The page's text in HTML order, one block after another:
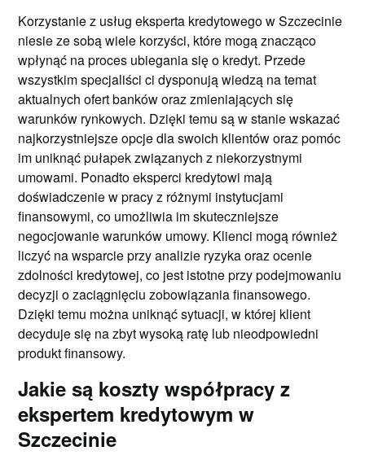
Korzystanie z usług eksperta kredytowego w Szczecinie
niesie ze sobą wiele korzyści, które mogą znacząco
wpłynąć na proces ubiegania się o kredyt. Przede
wszystkim specjaliści ci dysponują wiedzą na temat
aktualnych ofert banków oraz zmieniających się
warunków rynkowych. Dzięki temu są w stanie wskazać
najkorzystniejsze opcje dla swoich klientów oraz pomóc
im uniknąć pułapek związanych z niekorzystnymi
umowami. Ponadto eksperci kredytowi mają
doświadczenie w pracy z różnymi instytucjami
finansowymi, co umożliwia im skuteczniejsze
negocjowanie warunków umowy. Klienci mogą również
liczyć na wsparcie przy analizie ryzyka oraz ocenie
zdolności kredytowej, co jest istotne przy podejmowaniu
decyzji o zaciągnięciu zobowiązania finansowego.
Dzięki temu można uniknąć sytuacji, w której klient
decyduje się na zbyt wysoką ratę lub nieodpowiedni
produkt finansowy.
Jakie są koszty współpracy z
ekspertem kredytowym w
Szczecinie